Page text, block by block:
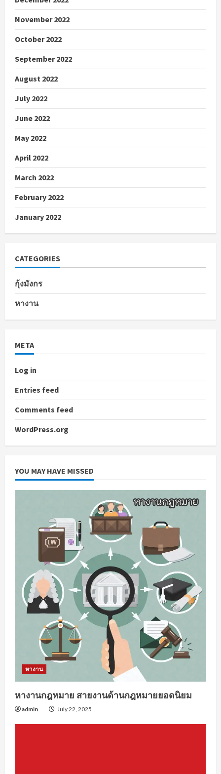
November 2022
October 2022
September 2022
August 2022
July 2022
June 2022
May 2022
April 2022
March 2022
February 2022
January 2022
CATEGORIES
กุ้งมังกร
หางาน
META
Log in
Entries feed
Comments feed
WordPress.org
YOU MAY HAVE MISSED
หางาน
หางานกฎหมาย สายงานด้านกฎหมายยอดนิยม
admin July 22, 2025